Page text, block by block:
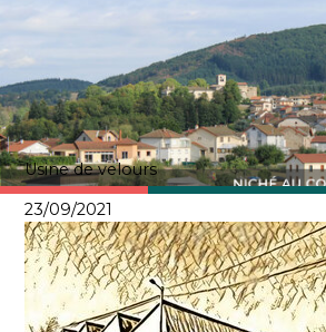
Usine de velours
23/09/2021